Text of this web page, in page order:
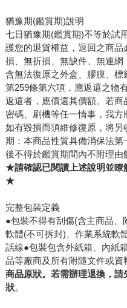
猶豫期(鑑賞期)說明
七日猶豫期(鑑賞期)不等於試
護您的退貨權益，退回之商
損、無折損、無缺件、無連
含無法復原之外盒、膠膜、
第259條第六項，應返還之物
返還者，應償還其價額。若
密碼、刷機等任一情事，我方
如有毀損而須維修復原，將
期：本商品性質具備消保法
後不得於鑑賞期間內不附理由
★請確認已閱讀上述說明並瞭
★
完整包裝定義
●包裝不得有刮傷(含主商品、
軟體(不可拆封)、作業系統軟
話線●包裝包含外紙箱、內紙
品等廠商及所有附隨文件或資
商品原狀。若需辦理退換，
狀。